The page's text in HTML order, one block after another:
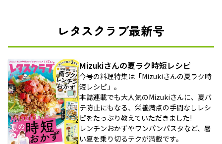
レタスクラブ最新号
Mizukiさんの夏ラク時短レシピ
今号の料理特集は「Mizukiさんの夏ラク時
短レシピ」。
本誌連載でも大人気のMizukiさんに、夏バ
テ防止にもなる、栄養満点の手間なしレシ
ピをたっぷり教えていただきました!
レンチンおかずやワンパンパスタなど、暑
い夏を乗り切るテクが満載です。